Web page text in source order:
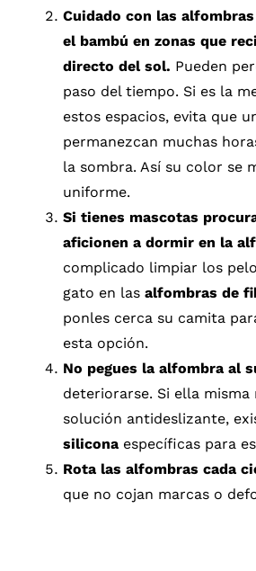
Cuidado con las
el bambú en zonas que
directo del sol. Pueden
paso del tiempo. Si es la
estos espacios, evita que
permanezcan muchas
la sombra. Así su color se
uniforme.
Si tienes mascotas
aficionen a dormir en la
complicado limpiar los
gato en las alfombras de
ponles cerca su camita
esta opción.
No pegues la alfombra al
deteriorarse. Si ella misma
solución antideslizante,
silicona específicas para
Rota las alfombras cada
que no cojan marcas o